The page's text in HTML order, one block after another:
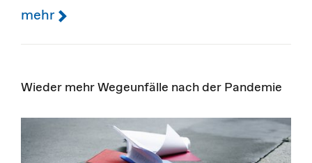
mehr
Wieder mehr Wegeunfälle nach der Pandemie